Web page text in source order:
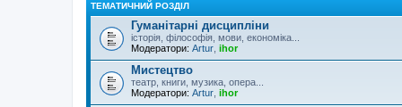
ТЕМАТИЧНИЙ РОЗДІЛ
Гуманітарні дисципліни
історія, філософія, мови, економіка...
Модератори: Artur ihor
Мистецтво
театр, книги, музика, опера...
Модератори: Artur ihor